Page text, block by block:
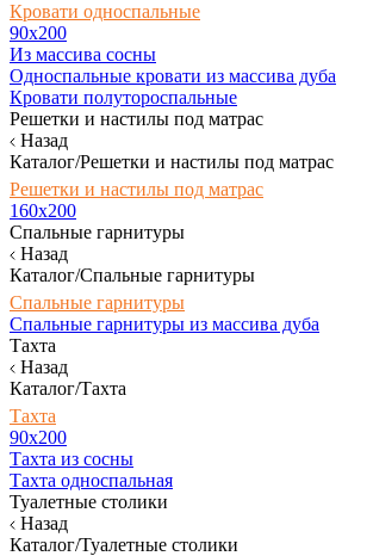
Кровати односпальные
90х200
Из массива сосны
Односпальные кровати из массива дуба
Кровати полутороспальные
Решетки и настилы под матрас
Назад
Каталог/Решетки и настилы под матрас
Решетки и настилы под матрас
160х200
Спальные гарнитуры
Назад
Каталог/Спальные гарнитуры
Спальные гарнитуры
Спальные гарнитуры из массива дуба
Тахта
Назад
Каталог/Тахта
Тахта
90х200
Тахта из сосны
Тахта односпальная
Туалетные столики
Назад
Каталог/Туалетные столики